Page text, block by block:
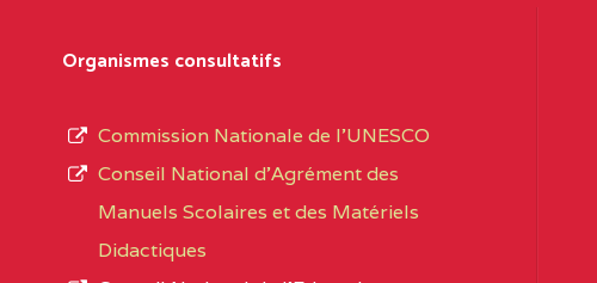
Organismes consultatifs
Commission Nationale de l’UNESCO
Conseil National d’Agrément des
Manuels Scolaires et des Matériels
Didactiques